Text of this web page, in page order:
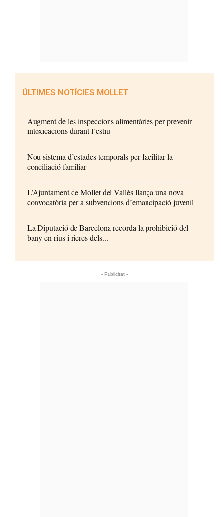
ÚLTIMES NOTÍCIES MOLLET
Augment de les inspeccions alimentàries per prevenir
intoxicacions durant l’estiu
Nou sistema d’estades temporals per facilitar la
conciliació familiar
L’Ajuntament de Mollet del Vallès llança una nova
convocatòria per a subvencions d’emancipació juvenil
La Diputació de Barcelona recorda la prohibició del
bany en rius i rieres dels...
- Publicitat -